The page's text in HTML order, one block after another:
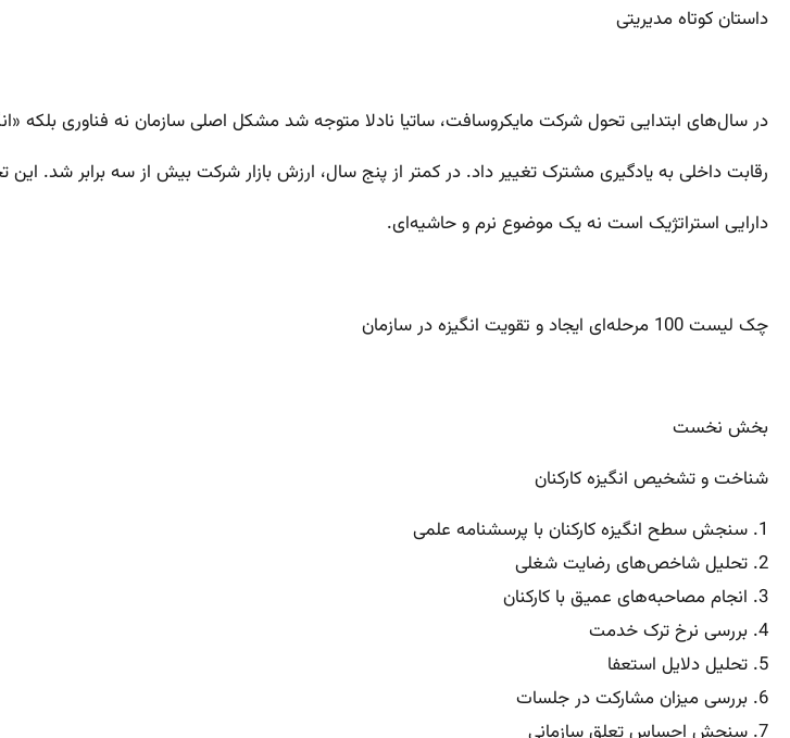
داستان کوتاه مدیریتی
در سال‌های ابتدایی تحول شرکت مایکروسافت، ساتیا نادلا متوجه شد مشکل اصلی سازمان نه فناوری بلکه
رقابت داخلی به یادگیری مشترک تغییر داد. در کمتر از پنج سال، ارزش بازار شرکت بیش از سه برابر شد.
دارایی استراتژیک است نه یک موضوع نرم و حاشیه‌ای.
چک لیست 100 مرحله‌ای ایجاد و تقویت انگیزه در سازمان
بخش نخست
شناخت و تشخیص انگیزه کارکنان
1. سنجش سطح انگیزه کارکنان با پرسشنامه علمی
2. تحلیل شاخص‌های رضایت شغلی
3. انجام مصاحبه‌های عمیق با کارکنان
4. بررسی نرخ ترک خدمت
5. تحلیل دلایل استعفا
6. بررسی میزان مشارکت در جلسات